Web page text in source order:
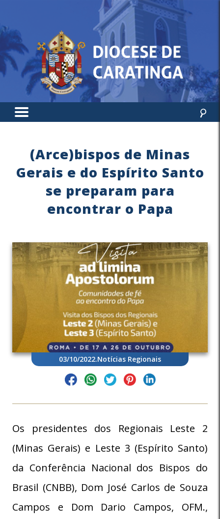
(Arce)bispos de Minas
Gerais e do Espírito Santo
se preparam para
encontrar o Papa
03/10/2022.Notícias Regionais
Os presidentes dos Regionais Leste 2
(Minas Gerais) e Leste 3 (Espírito Santo)
da Conferência Nacional dos Bispos do
Brasil (CNBB), Dom José Carlos de Souza
Campos e Dom Dario Campos, OFM.,